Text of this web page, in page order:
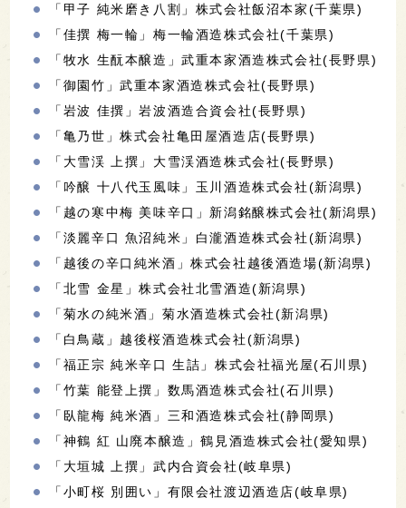
「甲子 純米磨き八割」株式会社飯沼本家(千葉県)
「佳撰 梅一輪」梅一輪酒造株式会社(千葉県)
「牧水 生酛本醸造」武重本家酒造株式会社(長野県)
「御園竹」武重本家酒造株式会社(長野県)
「岩波 佳撰」岩波酒造合資会社(長野県)
「亀乃世」株式会社亀田屋酒造店(長野県)
「大雪渓 上撰」大雪渓酒造株式会社(長野県)
「吟醸 十八代玉風味」玉川酒造株式会社(新潟県)
「越の寒中梅 美味辛口」新潟銘醸株式会社(新潟県)
「淡麗辛口 魚沼純米」白瀧酒造株式会社(新潟県)
「越後の辛口純米酒」株式会社越後酒造場(新潟県)
「北雪 金星」株式会社北雪酒造(新潟県)
「菊水の純米酒」菊水酒造株式会社(新潟県)
「白鳥蔵」越後桜酒造株式会社(新潟県)
「福正宗 純米辛口 生詰」株式会社福光屋(石川県)
「竹葉 能登上撰」数馬酒造株式会社(石川県)
「臥龍梅 純米酒」三和酒造株式会社(静岡県)
「神鶴 紅 山廃本醸造」鶴見酒造株式会社(愛知県)
「大垣城 上撰」武内合資会社(岐阜県)
「小町桜 別囲い」有限会社渡辺酒造店(岐阜県)